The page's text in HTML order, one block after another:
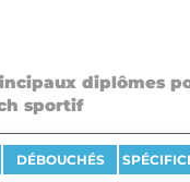
diplômes
sportif
DÉBOUCHÉS